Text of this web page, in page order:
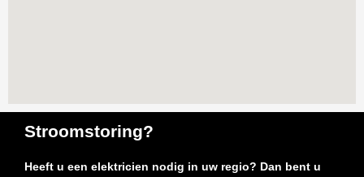
Stroomstoring?
Heeft u een elektricien nodig in uw regio? Dan bent u